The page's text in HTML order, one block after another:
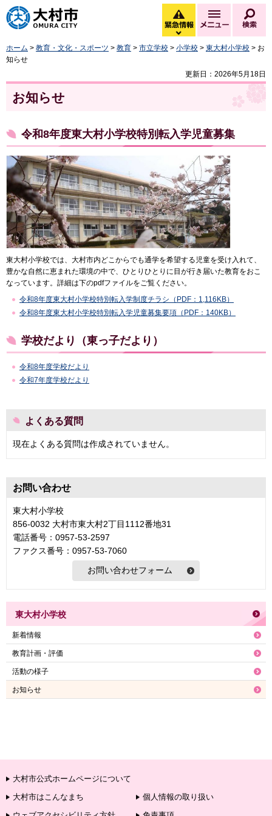
大村市
緊急情報
緊急情報を開く
メニュー
ホーム > 教育・文化・スポーツ > 教育 > 市立学校 > 小学校 > 東大村小学校 > お
知らせ
更新日：2026年5月18日
お知らせ
令和8年度東大村小学校特別転入学児童募集
東大村小学校では、大村市内どこからでも通学を希望する児童を受け入れて、
豊かな自然に恵まれた環境の中で、ひとりひとりに目が行き届いた教育をおこ
なっています。詳細は下のpdfファイルをご覧ください。
令和8年度東大村小学校特別転入学制度チラシ（PDF：1,116KB）
令和8年度東大村小学校特別転入学児童募集要項（PDF：140KB）
学校だより（東っ子だより）
令和8年度学校だより
令和7年度学校だより
よくある質問
現在よくある質問は作成されていません。
お問い合わせ
東大村小学校
856-0032 大村市東大村2丁目1112番地31
電話番号：0957-53-2597
ファクス番号：0957-53-7060
東大村小学校
新着情報
教育計画・評価
活動の様子
お知らせ
大村市公式ホームページについて
大村市はこんなまち
個人情報の取り扱い